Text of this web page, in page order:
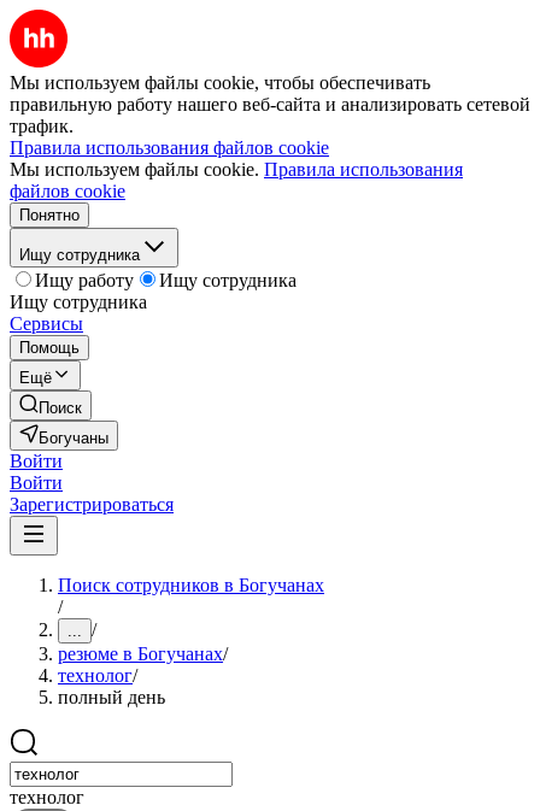
Мы используем файлы cookie, чтобы обеспечивать
правильную работу нашего веб-сайта и анализировать сетевой
трафик.
Правила использования файлов cookie
Мы используем файлы cookie. Правила использования
файлов cookie
Понятно
Ищу сотрудника
Ищу работу
Ищу сотрудника
Ищу сотрудника
Сервисы
Помощь
Ещё
Поиск
Богучаны
Войти
Войти
Зарегистрироваться
Поиск сотрудников в Богучанах
/
... /
резюме в Богучанах/
технолог/
полный день
технолог